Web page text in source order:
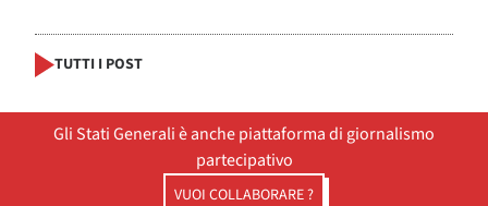
TUTTI I POST
Gli Stati Generali è anche piattaforma di giornalismo
partecipativo
VUOI COLLABORARE ?